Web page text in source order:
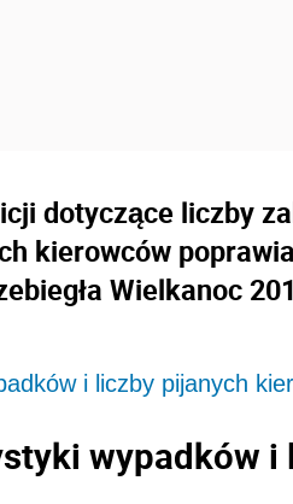
dotyczące liczby
kierowców
Wielkanoc
i liczby pijanych
wypadków i